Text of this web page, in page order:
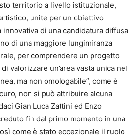
territorio a livello istituzionale,
unite per un obiettivo
innovativa di una candidatura diffusa
di una maggiore lungimiranza
per comprendere un progetto
valorizzare un’area vasta unica nel
ma non omologabile”, come è
non si può attribuire alcuna
Gian Luca Zattini ed Enzo
fin dal primo momento in una
come è stato eccezionale il ruolo